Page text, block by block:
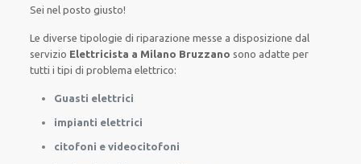
Sei nel posto giusto!
Lediverse tipologie diriparazione messe a disposizione dal
servizio Elettricista a Milano Bruzzano sono adatte per
tutti i tipi di problema elettrico:
Guasti elettrici
impianti elettrici
citofoni e videocitofoni